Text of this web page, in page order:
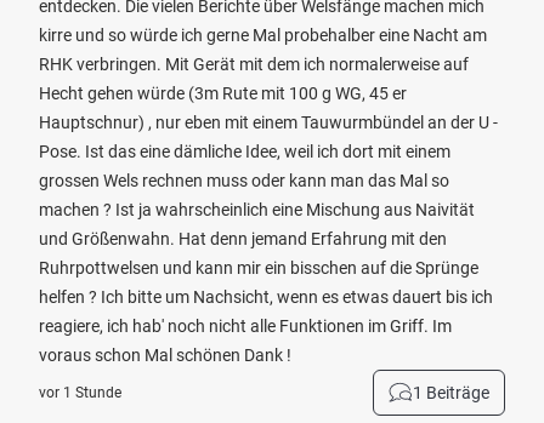
entdecken. Die vielen Berichte über Welsfänge machen mich
kirre und so würde ich gerne Mal probehalber eine Nacht am
RHK verbringen. Mit Gerät mit dem ich normalerweise auf
Hecht gehen würde (3m Rute mit 100 g WG, 45 er
Hauptschnur) , nur eben mit einem Tauwurmbündel an der U -
Pose. Ist das eine dämliche Idee, weil ich dort mit einem
grossen Wels rechnen muss oder kann man das Mal so
machen ? Ist ja wahrscheinlich eine Mischung aus Naivität
und Größenwahn. Hat denn jemand Erfahrung mit den
Ruhrpottwelsen und kann mir ein bisschen auf die Sprünge
helfen ? Ich bitte um Nachsicht, wenn es etwas dauert bis ich
reagiere, ich hab' noch nicht alle Funktionen im Griff. Im
voraus schon Mal schönen Dank !
vor 1 Stunde 1 Beiträge